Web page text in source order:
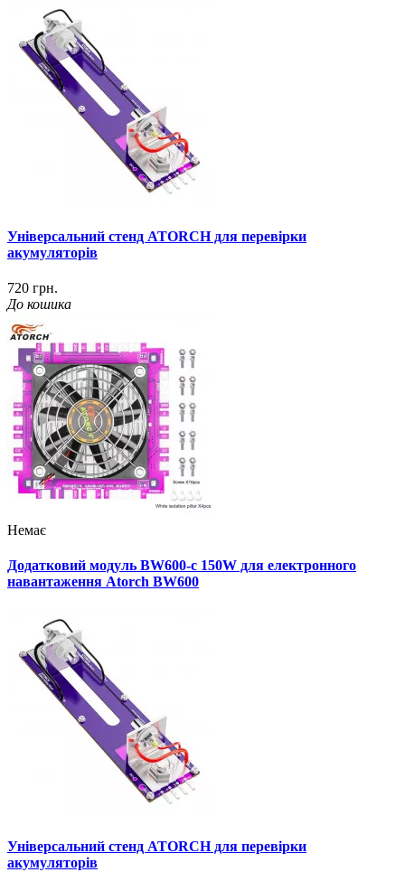
Універсальний стенд ATORCH для перевірки
акумуляторів
720 грн.
До кошика
Немає
Додатковий модуль BW600-c 150W для електронного
навантаження Atorch BW600
Універсальний стенд ATORCH для перевірки
акумуляторів